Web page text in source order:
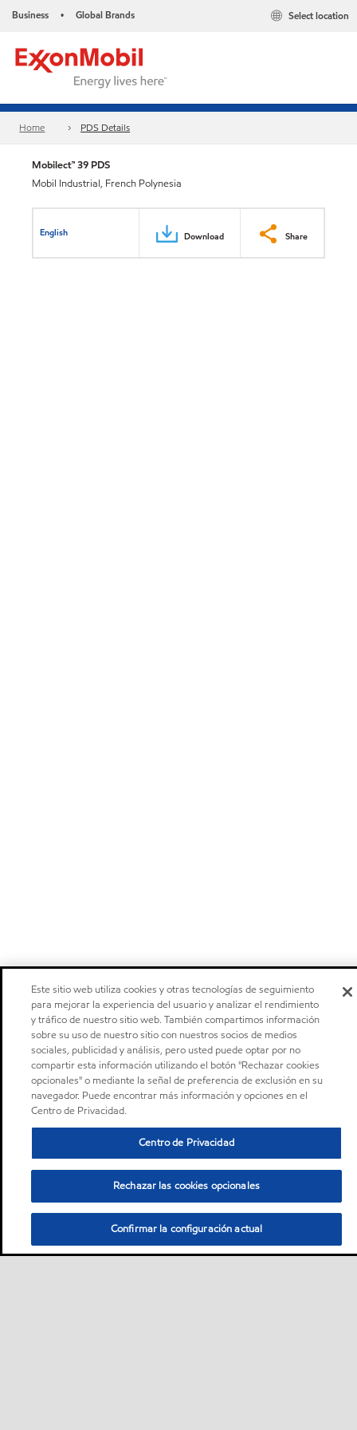
Business • Global Brands Select location
Home PDS Details
Mobilect™ 39 PDS
Mobil Industrial, French Polynesia
English Download Share
Este sitio web utiliza cookies y otras tecnologías de seguimiento
para mejorar la experiencia del usuario y analizar el rendimiento
y tráfico de nuestro sitio web. También compartimos información
sobre su uso de nuestro sitio con nuestros socios de medios
sociales, publicidad y análisis, pero usted puede optar por no
compartir esta información utilizando el botón "Rechazar cookies
opcionales" o mediante la señal de preferencia de exclusión en su
navegador. Puede encontrar más información y opciones en el
Centro de Privacidad.
Centro de Privacidad
Rechazar las cookies opcionales
Confirmar la configuración actual